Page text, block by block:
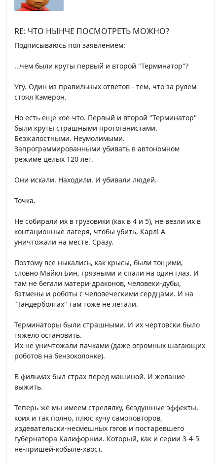
RE: ЧТО НЫНЧЕ ПОСМОТРЕТЬ МОЖНО?
Подписываюсь пол заявлением:
...чем были круты первый и второй "Терминатор"?
Угу. Один из правильных ответов - тем, что за рулем
стоял Кэмерон.
Но есть еще кое-что. Первый и второй "Терминатор"
были круты страшными протоганистами.
Безжалостными. Неумолимыми.
Запрограммированными убивать в автономном
режиме целых 120 лет.
Они искали. Находили. И убивали людей.
Точка.
Не собирали их в грузовики (как в 4 и 5), не везли их в
контационные лагеря, чтобы убить, Карл! А
уничтожали на месте. Сразу.
Поэтому все ныкались, как крысы, были тощими,
словно Майкл Бин, грязными и спали на один глаз. И
там не бегали матери-драконов, человеки-дубы,
бэтмены и роботы с человеческими сердцами. И на
"Тандерболтах" там тоже не летали.
Терминаторы были страшными. И их чертовски было
тяжело остановить.
Их не уничтожали пачками (даже огромных шагающих
роботов на бензоколонке).
В фильмах был страх перед машиной. И желание
выжить.
Теперь же мы имеем стрелялку, бездушные эффекты,
коих и так полно, плюс кучу самоповторов,
издевательски-несмешных гэгов и постаревшего
губернатора Калифорнии. Который, как и серии 3-4-5
не-пришей-кобыле-хвост.